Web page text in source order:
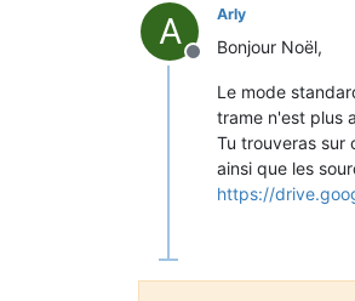
A
Offline
Arly
Bonjour Noël,
Le mode
trame n'est plus
Tu trouveras sur
ainsi que les
https://